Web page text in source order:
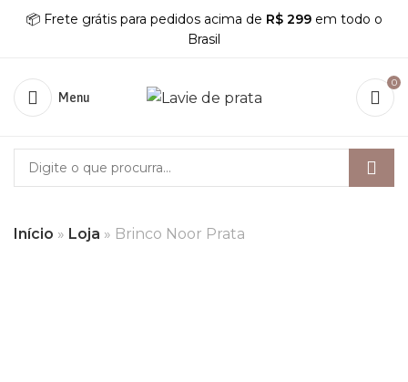
📦 Frete grátis para pedidos acima de R$ 299 em todo o
Brasil
Menu
0
Início » Loja » Brinco Noor Prata